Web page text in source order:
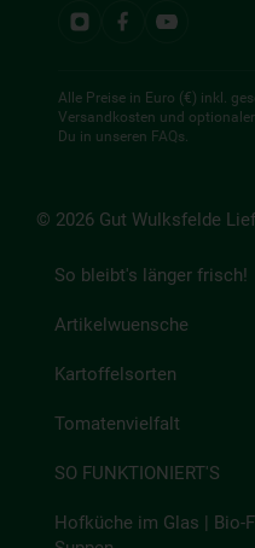
Alle Preise in Euro (€) inkl.
Versandkosten und
Du in unseren FAQs.
© 2026 Gut Wulksfelde
So bleibt's länger frisch!
Artikelwuensche
Kartoffelsorten
Tomatenvielfalt
SO FUNKTIONIERT'S
Hofküche im Glas | Bio-